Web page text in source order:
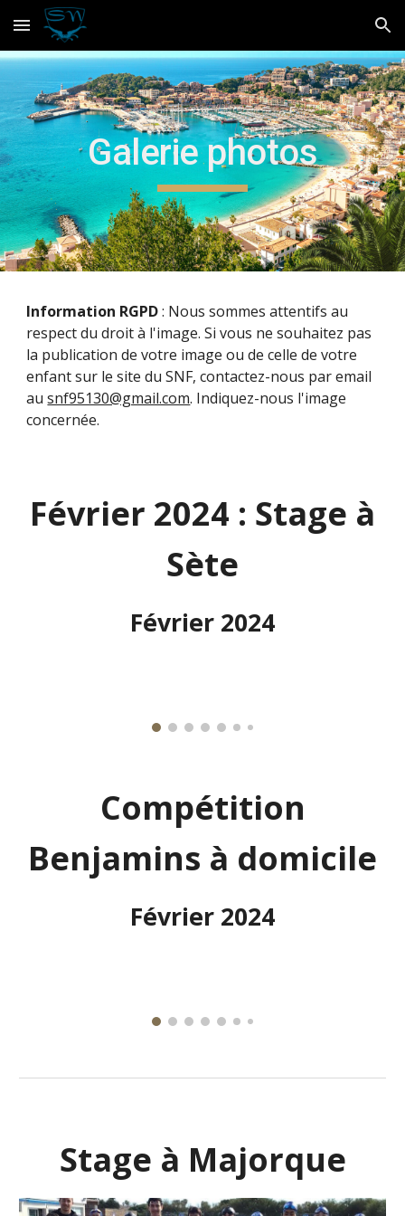
Skip to main content Skip to navigation
Galerie photos
Information RGPD: Nous sommes attentifs au
respect du droit à l'image. Si vous ne souhaitez pas
la publication de votre image ou de celle de votre
enfant sur le site du SNF, contactez-nous par email
ausnf95130@gmail.com. Indiquez-nous l'image
concernée.
Février 2024 : Stage à
Sète
Février 2024
Compétition
Benjamins à domicile
Février 2024
Stage à Majorque